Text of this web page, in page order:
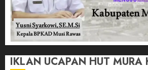
IKLAN UCAPAN HUT MURA